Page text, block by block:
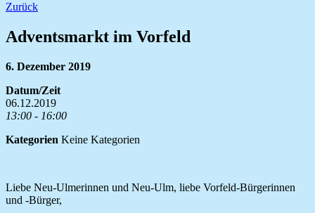
Zurück
Adventsmarkt im Vorfeld
6. Dezember 2019
Datum/Zeit
06.12.2019
13:00 - 16:00
Kategorien Keine Kategorien
Liebe Neu-Ulmerinnen und Neu-Ulm, liebe Vorfeld-Bürgerinnen
und -Bürger,